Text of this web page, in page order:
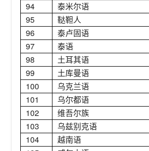
94
泰米尔语
95
鞑靼人
96
泰卢固语
97
泰语
98
土耳其语
99
土库曼语
100
乌克兰语
101
乌尔都语
102
维吾尔族
103
乌兹别克语
104
越南语